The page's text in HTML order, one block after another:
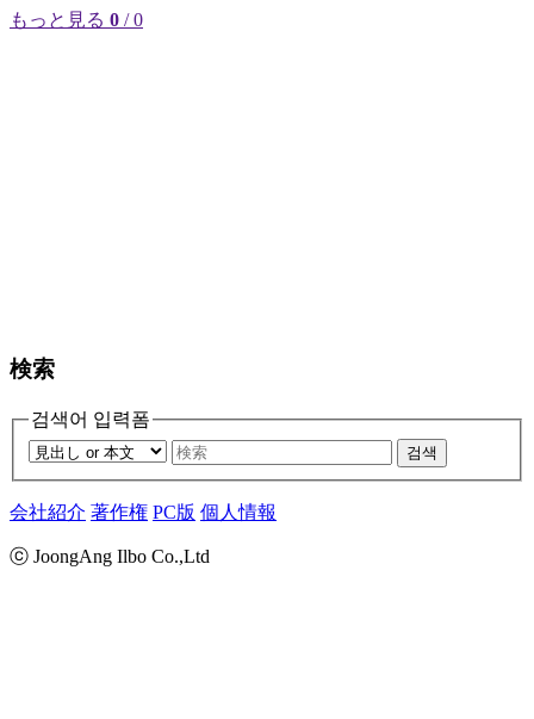
もっと見る 0 / 0
検索
검색어 입력폼
검색
会社紹介 著作権 PC版 個人情報
ⓒ JoongAng Ilbo Co.,Ltd